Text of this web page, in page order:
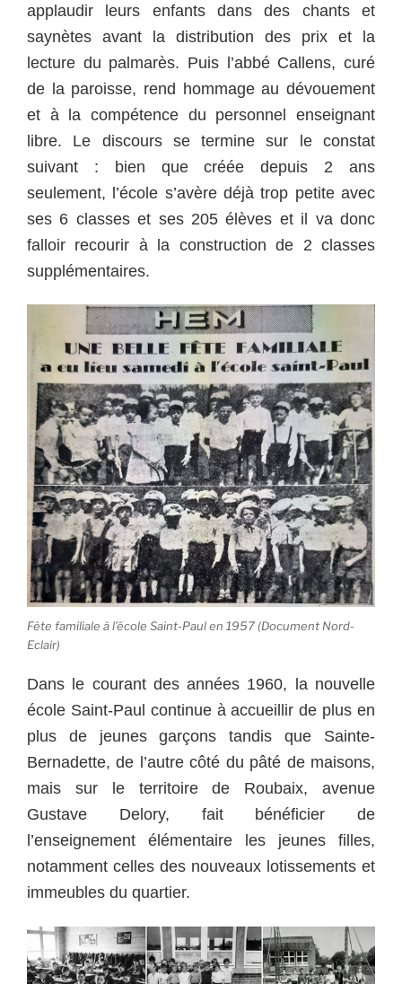
applaudir leurs enfants dans des chants et
saynètes avant la distribution des prix et la
lecture du palmarès. Puis l’abbé Callens, curé
de la paroisse, rend hommage au dévouement
et à la compétence du personnel enseignant
libre. Le discours se termine sur le constat
suivant : bien que créée depuis 2 ans
seulement, l’école s’avère déjà trop petite avec
ses 6 classes et ses 205 élèves et il va donc
falloir recourir à la construction de 2 classes
supplémentaires.
Fête familiale à l’école Saint-Paul en 1957 (Document Nord-
Eclair)
Dans le courant des années 1960, la nouvelle
école Saint-Paul continue à accueillir de plus en
plus de jeunes garçons tandis que Sainte-
Bernadette, de l’autre côté du pâté de maisons,
mais sur le territoire de Roubaix, avenue
Gustave Delory, fait bénéficier de
l’enseignement élémentaire les jeunes filles,
notamment celles des nouveaux lotissements et
immeubles du quartier.